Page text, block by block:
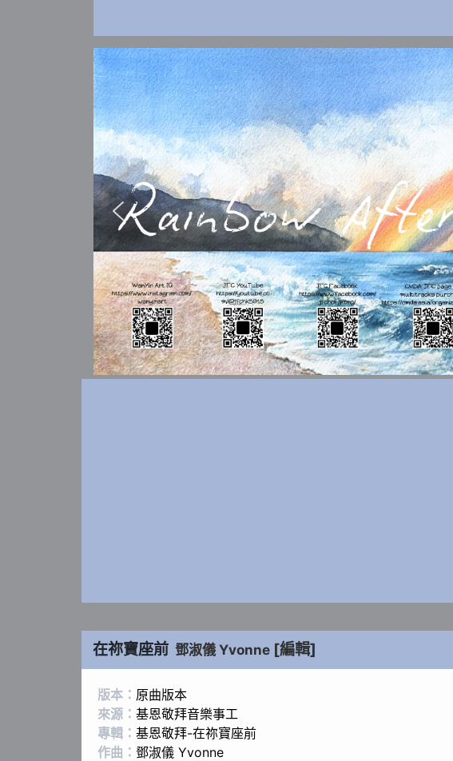
在祢寶座前 鄧淑儀 Yvonne [編輯]
版本： 原曲版本
來源： 基恩敬拜音樂事工
專輯： 基恩敬拜-在祢寶座前
作曲： 鄧淑儀 Yvonne